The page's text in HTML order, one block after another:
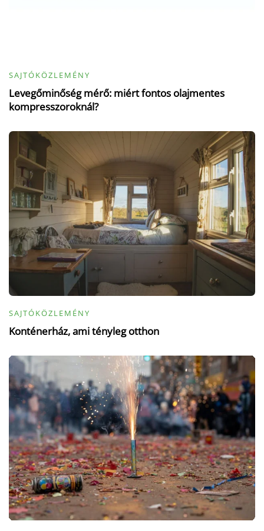
SAJTÓKÖZLEMÉNY
Levegőminőség mérő: miért fontos olajmentes
kompresszoroknál?
SAJTÓKÖZLEMÉNY
Konténerház, ami tényleg otthon